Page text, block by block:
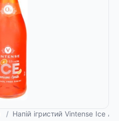
/ Напій ігристий Vintense Ice